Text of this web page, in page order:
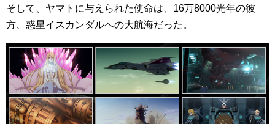
そして、ヤマトに与えられた使命は、16万8000光年の彼
方、惑星イスカンダルへの大航海だった。